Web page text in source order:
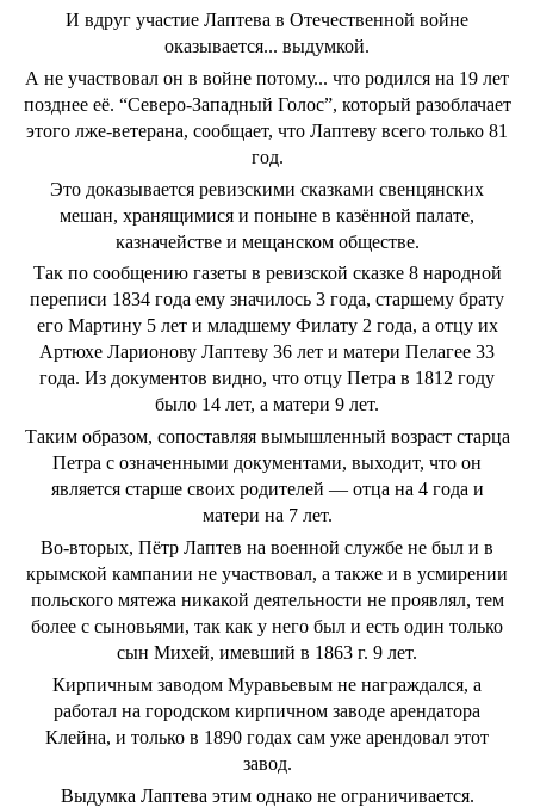
И вдруг участие Лаптева в Отечественной войне
оказывается... выдумкой.
А не участвовал он в войне потому... что родился на 19 лет
позднее её. “Северо-Западный Голос”, который разоблачает
этого лже-ветерана, сообщает, что Лаптеву всего только 81
год.
Это доказывается ревизскими сказками свенцянских
мешан, хранящимися и поныне в казённой палате,
казначействе и мещанском обществе.
Так по сообщению газеты в ревизской сказке 8 народной
переписи 1834 года ему значилось 3 года, старшему брату
его Мартину 5 лет и младшему Филату 2 года, а отцу их
Артюхе Ларионову Лаптеву 36 лет и матери Пелагее 33
года. Из документов видно, что отцу Петра в 1812 году
было 14 лет, а матери 9 лет.
Таким образом, сопоставляя вымышленный возраст старца
Петра с означенными документами, выходит, что он
является старше своих родителей — отца на 4 года и
матери на 7 лет.
Во-вторых, Пётр Лаптев на военной службе не был и в
крымской кампании не участвовал, а также и в усмирении
польского мятежа никакой деятельности не проявлял, тем
более с сыновьями, так как у него был и есть один только
сын Михей, имевший в 1863 г. 9 лет.
Кирпичным заводом Муравьевым не награждался, а
работал на городском кирпичном заводе арендатора
Клейна, и только в 1890 годах сам уже арендовал этот
завод.
Выдумка Лаптева этим однако не ограничивается.